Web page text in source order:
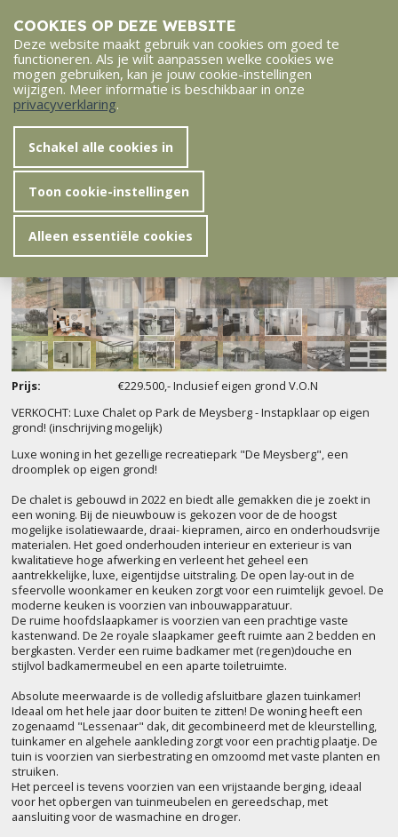
Home Het park Verkoop VERKOCHT Chalet op U53
VERKOCHT Chalet op U53
Prijs:
€229.500,- Inclusief eigen grond V.O.N
VERKOCHT: Luxe Chalet op Park de Meysberg - Instapklaar op eigen
grond! (inschrijving mogelijk)
Luxe woning in het gezellige recreatiepark "De Meysberg", een
droomplek op eigen grond!
De chalet is gebouwd in 2022 en biedt alle gemakken die je zoekt in
een woning. Bij de nieuwbouw is gekozen voor de de hoogst
mogelijke isolatiewaarde, draai- kiepramen, airco en onderhoudsvrije
materialen. Het goed onderhouden interieur en exterieur is van
kwalitatieve hoge afwerking en verleent het geheel een
aantrekkelijke, luxe, eigentijdse uitstraling. De open lay-out in de
sfeervolle woonkamer en keuken zorgt voor een ruimtelijk gevoel. De
moderne keuken is voorzien van inbouwapparatuur.
De ruime hoofdslaapkamer is voorzien van een prachtige vaste
kastenwand. De 2e royale slaapkamer geeft ruimte aan 2 bedden en
bergkasten. Verder een ruime badkamer met (regen)douche en
stijlvol badkamermeubel en een aparte toiletruimte.
Absolute meerwaarde is de volledig afsluitbare glazen tuinkamer!
Ideaal om het hele jaar door buiten te zitten! De woning heeft een
zogenaamd "Lessenaar" dak, dit gecombineerd met de kleurstelling,
tuinkamer en algehele aankleding zorgt voor een prachtig plaatje. De
tuin is voorzien van sierbestrating en omzoomd met vaste planten en
struiken.
Het perceel is tevens voorzien van een vrijstaande berging, ideaal
voor het opbergen van tuinmeubelen en gereedschap, met
aansluiting voor de wasmachine en droger.
COOKIES OP DEZE WEBSITE
Deze website maakt gebruik van cookies om goed te
functioneren. Als je wilt aanpassen welke cookies we
mogen gebruiken, kan je jouw cookie-instellingen
wijzigen. Meer informatie is beschikbaar in onze
privacyverklaring.
Schakel alle cookies in
Toon cookie-instellingen
Alleen essentiële cookies